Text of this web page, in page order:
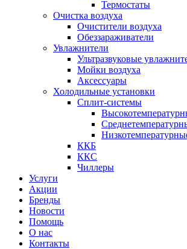
Термостаты
Очистка воздуха
Очистители воздуха
Обеззараживатели
Увлажнители
Ультразвуковые
Мойки воздуха
Аксессуары
Холодильные установки
Сплит-системы
ККБ
ККС
Чиллеры
Услуги
Акции
Бренды
Новости
Помощь
О нас
Контакты